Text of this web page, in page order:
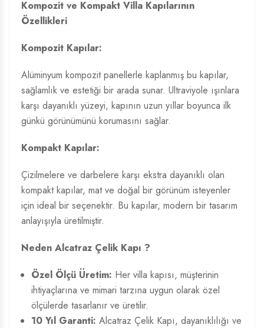
Kompozit ve Kompakt Villa Kapılarının
Özellikleri
Kompozit Kapılar:
Alüminyum kompozit panellerle kaplanmış bu kapılar,
sağlamlık ve estetiği bir arada sunar. Ultraviyole ışınlara
karşı dayanıklı yüzeyi, kapının uzun yıllar boyunca ilk
günkü görünümünü korumasını sağlar.
Kompakt Kapılar:
Çizilmelere ve darbelere karşı ekstra dayanıklı olan
kompakt kapılar, mat ve doğal bir görünüm isteyenler
için ideal bir seçenektir. Bu kapılar, modern bir tasarım
anlayışıyla üretilmiştir.
Neden Alcatraz Çelik Kapı ?
Özel Ölçü Üretim: Her villa kapısı, müşterinin
ihtiyaçlarına ve mimari tarzına uygun olarak özel
ölçülerde tasarlanır ve üretilir.
10 Yıl Garanti: Alcatraz Çelik Kapı, dayanıklılığı ve